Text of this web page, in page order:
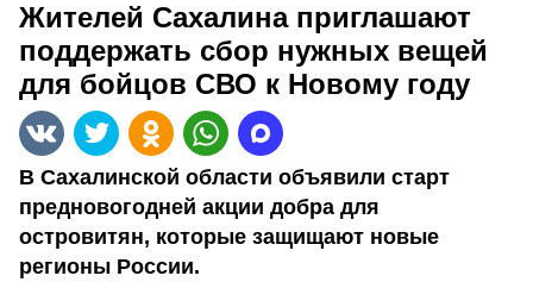
Жителей Сахалина приглашают
поддержать сбор нужных вещей
для бойцов СВО к Новому году
В Сахалинской области объявили старт
предновогодней акции добра для
островитян, которые защищают новые
регионы России.